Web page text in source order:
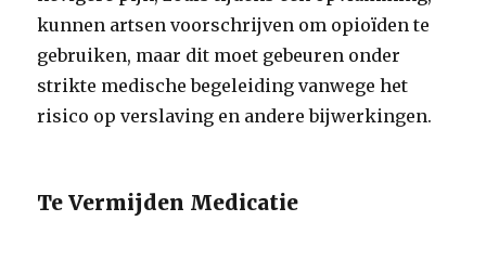
kunnen artsen voorschrijven om opioïden te
gebruiken, maar dit moet gebeuren onder
strikte medische begeleiding vanwege het
risico op verslaving en andere bijwerkingen.
Te Vermijden Medicatie